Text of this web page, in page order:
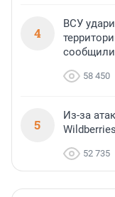
4
ВСУ
58 450
5
Из-за
Wildberries
52 735